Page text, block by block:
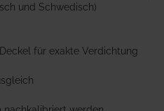
und Schwedisch)
für exakte Verdichtung